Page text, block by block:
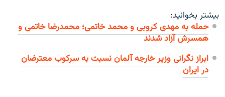
بیشتر بخوانید:
حمله به مهدی کروبی و محمد خاتمی؛ محمدرضا خاتمی و
همسرش آزاد شدند
ابراز نگرانى وزیر خارجه آلمان نسبت به سرکوب معترضان
در ایران